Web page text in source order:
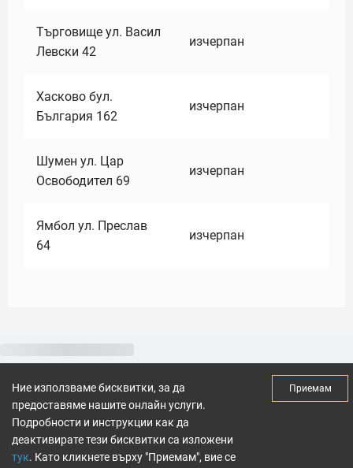
Търговище ул. Васил
Левски 42
изчерпан
Хасково бул.
България 162
изчерпан
Шумен ул. Цар
Освободител 69
изчерпан
Ямбол ул. Преслав
64
изчерпан
Ние използваме бисквитки, за да
предоставяме нашите онлайн услуги.
Подробности и инструкции как да
деактивирате тези бисквитки са изложени
тук. Като кликнете върху "Приемам", вие се
Приемам